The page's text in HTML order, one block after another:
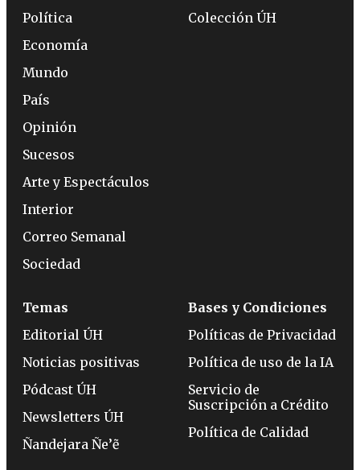
Política
Economía
Mundo
País
Opinión
Sucesos
Arte y Espectáculos
Interior
Correo Semanal
Sociedad
Colección ÚH
Temas
Editorial ÚH
Noticias positivas
Pódcast ÚH
Newsletters ÚH
Ñandejara Ñe’ẽ
Bases y Condiciones
Políticas de Privacidad
Política de uso de la IA
Servicio de
Suscripción a Crédito
Política de Calidad